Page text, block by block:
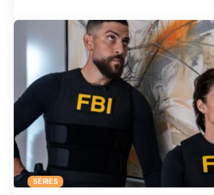
SÉRIES